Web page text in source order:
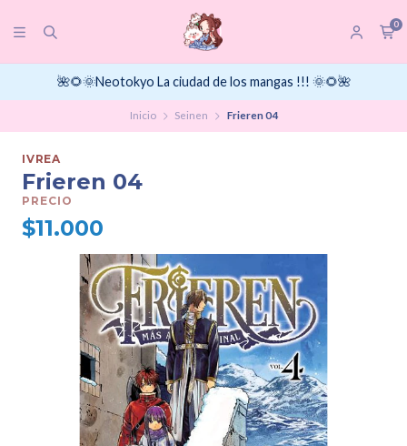
0
🌺🌻🌞Neotokyo La ciudad de los mangas !!! 🌞🌻🌺
Inicio Seinen Frieren 04
IVREA
Frieren 04
PRECIO
$11.000